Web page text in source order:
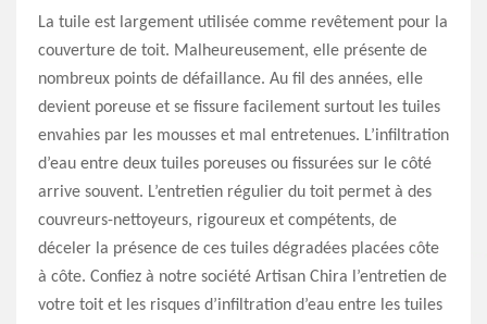
La tuile est largement utilisée comme revêtement pour la
couverture de toit. Malheureusement, elle présente de
nombreux points de défaillance. Au fil des années, elle
devient poreuse et se fissure facilement surtout les tuiles
envahies par les mousses et mal entretenues. L’infiltration
d’eau entre deux tuiles poreuses ou fissurées sur le côté
arrive souvent. L’entretien régulier du toit permet à des
couvreurs-nettoyeurs, rigoureux et compétents, de
déceler la présence de ces tuiles dégradées placées côte
à côte. Confiez à notre société Artisan Chira l’entretien de
votre toit et les risques d’infiltration d’eau entre les tuiles